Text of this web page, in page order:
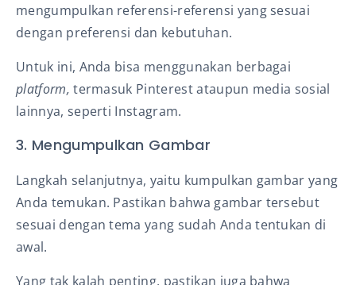
mengumpulkan referensi-referensi yang sesuai
dengan preferensi dan kebutuhan.
Untuk ini, Anda bisa menggunakan berbagai
platform,termasuk Pinterest ataupun media sosial
lainnya, seperti Instagram.
3. Mengumpulkan Gambar
Langkah selanjutnya, yaitu kumpulkan gambar yang
Anda temukan. Pastikan bahwa gambar tersebut
sesuai dengan tema yang sudah Anda tentukan di
awal.
Yang tak kalah penting, pastikan juga bahwa